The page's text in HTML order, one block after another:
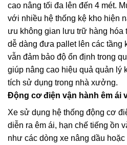
cao nâng tối đa lên đến 4 mét.
với nhiều hệ thống kệ kho hiện
ưu không gian lưu trữ hàng hóa
dễ dàng đưa pallet lên các tầng
vẫn đảm bảo độ ổn định trong
giúp nâng cao hiệu quả quản lý
tích sử dụng trong nhà xưởng.
Động cơ điện vận hành êm ái
Xe sử dụng hệ thống động cơ
diễn ra êm ái, hạn chế tiếng ồn
như các dòng xe nâng dầu